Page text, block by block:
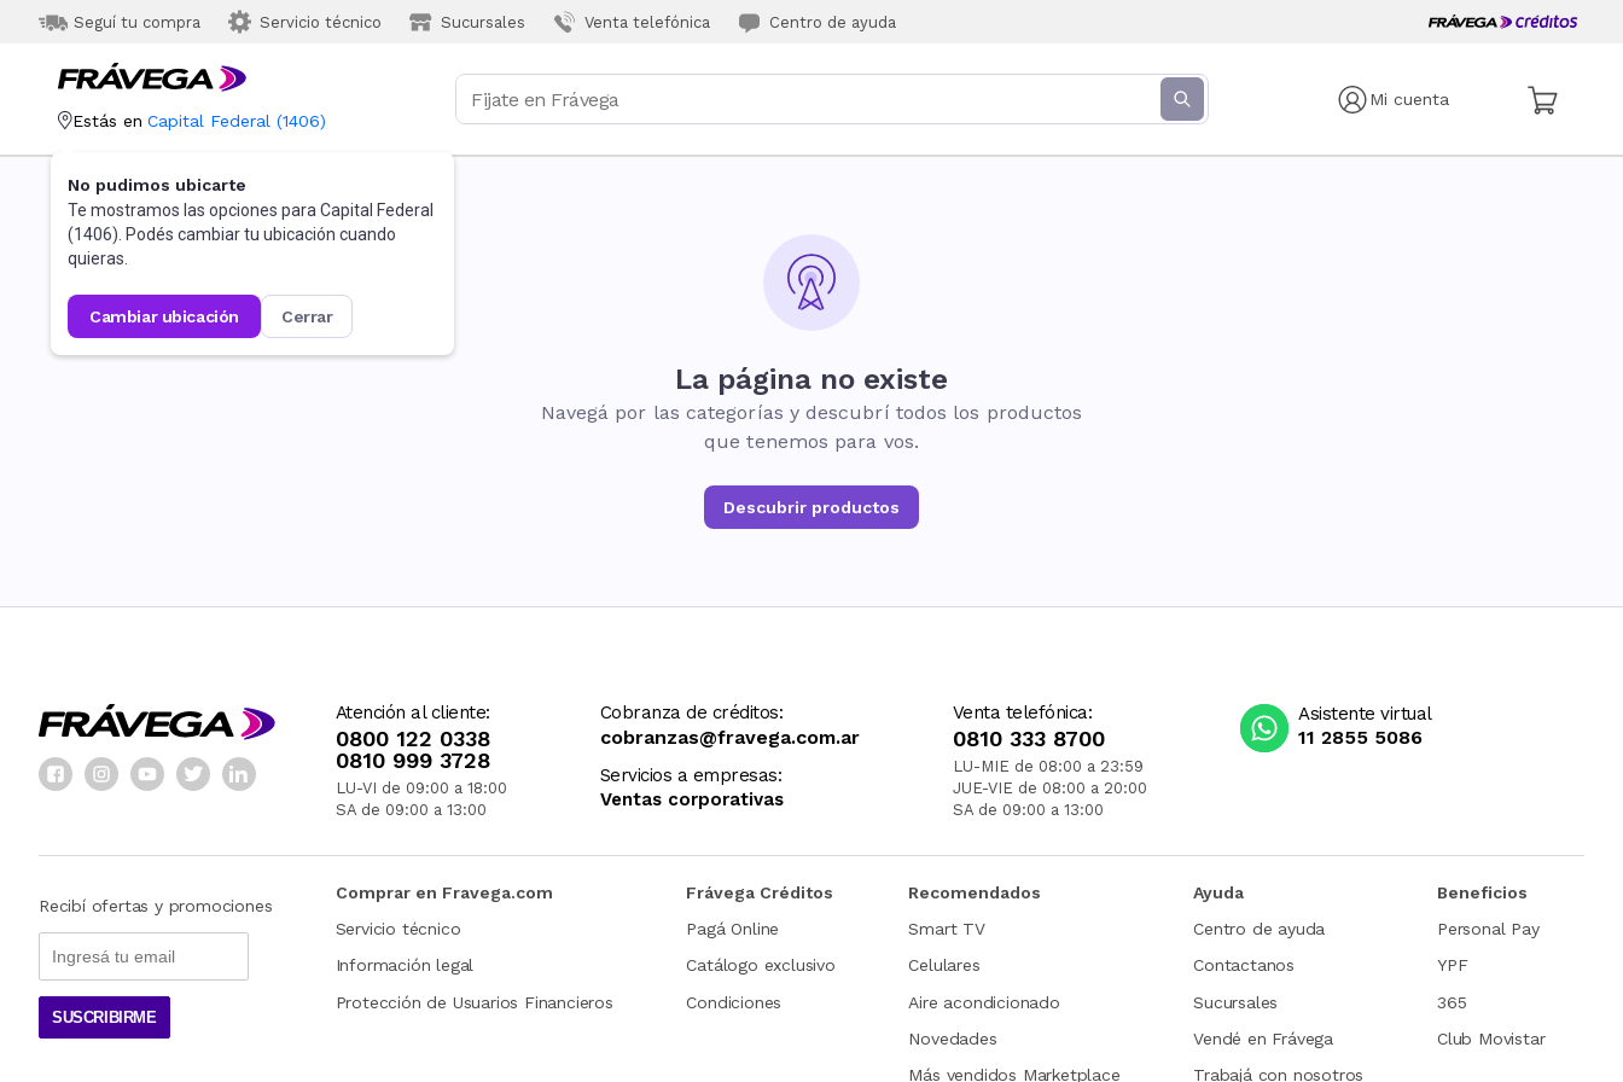
Seguí tu compra Servicio técnico Sucursales Venta telefónica Centro de ayuda
Mi cuenta
Estás en Capital Federal (1406)
No pudimos ubicarte
Te mostramos las opciones para Capital Federal
(1406). Podés cambiar tu ubicación cuando
quieras.
cambiar ubicación cerrar
La página no existe
Navegá por las categorías y descubrí todos los productos
que tenemos para vos.
Descubrir productos
Atención al cliente:
0800 122 0338
0810 999 3728
LU-VI de 09:00 a 18:00
SA de 09:00 a 13:00
Cobranza de créditos:
cobranzas@fravega.com.ar
Servicios a empresas:
Ventas corporativas
Venta telefónica:
0810 333 8700
LU-MIE de 08:00 a 23:59
JUE-VIE de 08:00 a 20:00
SA de 09:00 a 13:00
Asistente virtual
11 2855 5086
Recibí ofertas y promociones
SUSCRIBIRME
Comprar en Fravega.com
Servicio técnico
Información legal
Protección de Usuarios Financieros
Frávega Créditos
Pagá Online
Catálogo exclusivo
Condiciones
Recomendados
Smart TV
Celulares
Aire acondicionado
Novedades
Más vendidos Marketplace
Ayuda
Centro de ayuda
Contactanos
Sucursales
Vendé en Frávega
Trabajá con nosotros
Beneficios
Personal Pay
YPF
365
Club Movistar